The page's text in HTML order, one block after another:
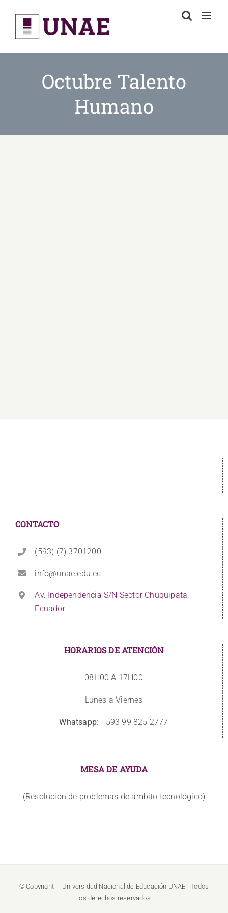
content
Octubre Talento
Humano
CONTACTO
(593) (7) 3701200
info@unae.edu.ec
Av. Independencia S/N Sector Chuquipata,
Ecuador
HORARIOS DE ATENCIÓN
08H00 A 17H00
Lunes a Viernes
Whatsapp: +593 99 825 2777
MESA DE AYUDA
(Resolución de problemas de ámbito tecnológico)
© Copyright | Universidad Nacional de Educación UNAE | Todos
los derechos reservados